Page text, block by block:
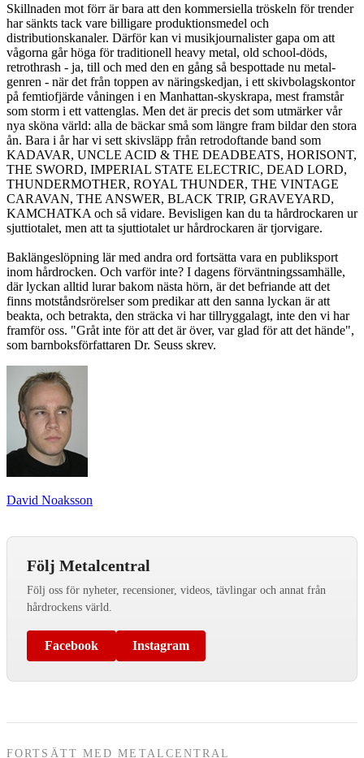
Skillnaden mot förr är bara att den kommersiella tröskeln för trender
har sänkts tack vare billigare produktionsmedel och
distributionskanaler. Därför kan vi musikjournalister gapa om att
vågorna går höga för traditionell heavy metal, old school-döds,
retrothrash - ja, till och med den en gång så bespottade nu metal-
genren - när det från toppen av näringskedjan, i ett skivbolagskontor
på femtiofjärde våningen i en Manhattan-skyskrapa, mest framstår
som storm i ett vattenglas. Men det är precis det som utmärker vår
nya sköna värld: alla de bäckar små som längre fram bildar den stora
ån. Bara i år har vi sett skivsläpp från retrodoftande band som
KADAVAR, UNCLE ACID & THE DEADBEATS, HORISONT,
THE SWORD, IMPERIAL STATE ELECTRIC, DEAD LORD,
THUNDERMOTHER, ROYAL THUNDER, THE VINTAGE
CARAVAN, THE ANSWER, BLACK TRIP, GRAVEYARD,
KAMCHATKA och så vidare. Bevisligen kan du ta hårdrockaren ur
sjuttiotalet, men att ta sjuttiotalet ur hårdrockaren är tjorvigare.
Baklängeslöpning lär med andra ord fortsätta vara en publiksport
inom hårdrocken. Och varför inte? I dagens förväntningssamhälle,
där lyckan alltid lurar bakom nästa hörn, är det befriande att det
finns motståndsrörelser som predikar att den sanna lyckan är att
beakta, och betrakta, den sträcka vi har tillryggalagt, inte den vi har
framför oss. "Gråt inte för att det är över, var glad för att det hände",
som barnboksförfattaren Dr. Seuss skrev.
David Noaksson
Följ Metalcentral
Följ oss för nyheter, recensioner, videos, tävlingar och annat från
hårdrockens värld.
Facebook Instagram
FORTSÄTT MED METALCENTRAL